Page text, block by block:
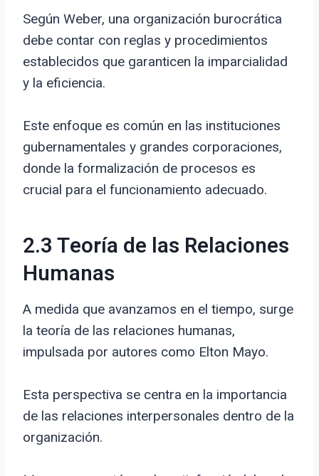
Según Weber, una organización burocrática
debe contar con reglas y procedimientos
establecidos que garanticen la imparcialidad
y la eficiencia.
Este enfoque es común en las instituciones
gubernamentales y grandes corporaciones,
donde la formalización de procesos es
crucial para el funcionamiento adecuado.
2.3 Teoría de las Relaciones
Humanas
A medida que avanzamos en el tiempo, surge
la teoría de las relaciones humanas,
impulsada por autores como Elton Mayo.
Esta perspectiva se centra en la importancia
de las relaciones interpersonales dentro de la
organización.